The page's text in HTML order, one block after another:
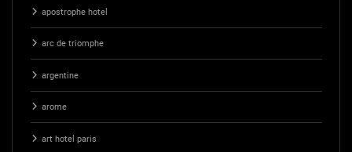
apostrophe hotel
arc de triomphe
argentine
arome
art hotel paris